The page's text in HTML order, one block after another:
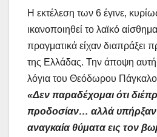
Η εκτέλεση των 6 έγινε,
ικανοποιηθεί το λαϊκό αίσθημα
πραγματικά είχαν διαπράξει
της Ελλάδας. Την άποψη
λόγια του Θεόδωρου
«Δεν παραδέχομαι ότι
προδοσίαν… αλλά υπήρξαν
αναγκαία θύματα εις τον